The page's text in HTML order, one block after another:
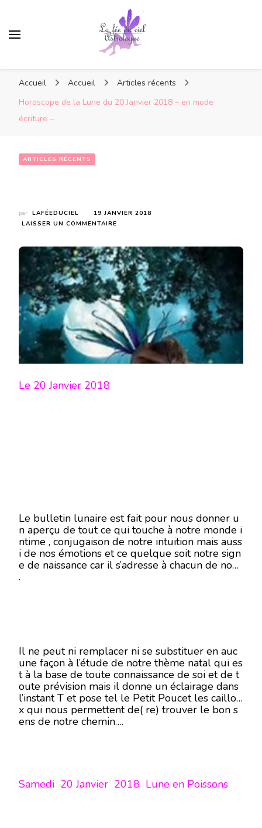
Accueil Accueil
Articles récents
Horoscope de la Lune du 20 Janvier 2018 – en mode
écriture –
ARTICLES RÉCENTS
par LAFÉEDUCIEL
19 JANVIER 2018
LAISSER UN COMMENTAIRE
LA
LUNE
DU
20
JANVIER
2018
–
EN
MODE
ÉCRITURE
–
Le 20 Janvier 2018
Le bulletin lunaire est fait pour nous donner u
n aperçu de tout ce qui touche à notre monde i
ntime , conjugaison de notre intuition mais auss
i de nos émotions et ce quelque soit notre sign
e de naissance car il s’adresse à chacun de nous
.
Il ne peut ni remplacer ni se substituer en auc
une façon à l’étude de notre thème natal qui es
t à la base de toute connaissance de soi et de t
oute prévision mais il donne un éclairage dans
l’instant T et pose tel le Petit Poucet les caillou
x qui nous permettent de( re) trouver le bon s
ens de notre chemin….
Samedi 20 Janvier 2018 Lune en Poissons